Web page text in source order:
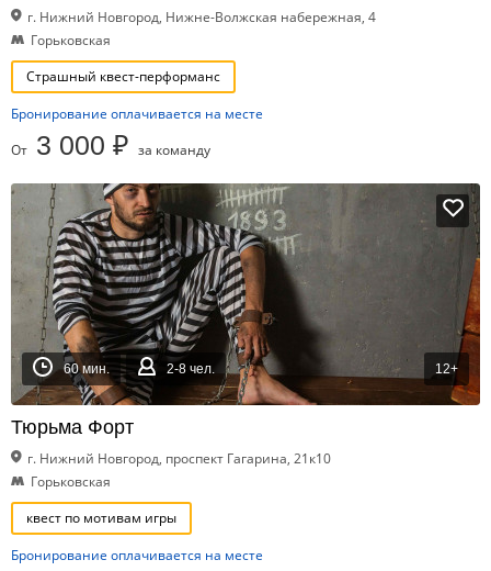
г. Нижний Новгород, Нижне-Волжская набережная, 4
Горьковская
Страшный квест-перформанс
Бронирование оплачивается на месте
От 3 000 ₽ за команду
60 мин. 2-8 чел. 12+
Тюрьма Форт
г. Нижний Новгород, проспект Гагарина, 21к10
Горьковская
квест по мотивам игры
Бронирование оплачивается на месте